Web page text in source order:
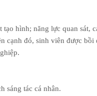
hình; năng lực quan sát,
cạnh đó, sinh viên được
sáng tác cá nhân.